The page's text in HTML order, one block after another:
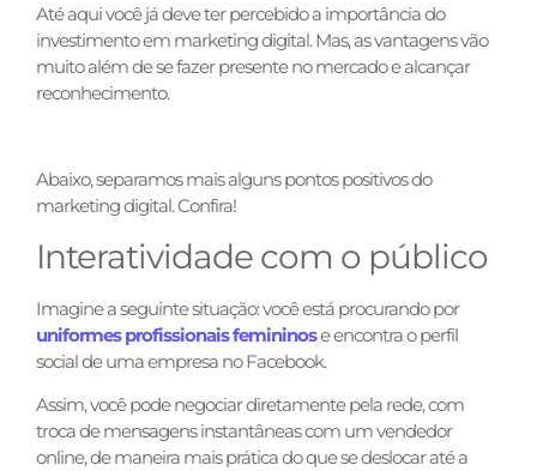
Até aqui você já deve ter percebido a importância do
investimento em marketing digital. Mas, as vantagens vão
muito além de se fazer presente no mercado e alcançar
reconhecimento.
Abaixo, separamos mais alguns pontos positivos do
marketing digital. Confira!
Interatividade com o público
Imagine a seguinte situação: você está procurando por
uniformes profissionais femininose encontra o perfil
social de uma empresa no Facebook.
Assim, você pode negociar diretamente pela rede, com
troca de mensagens instantâneas com um vendedor
online, de maneira mais prática do que se deslocar até a